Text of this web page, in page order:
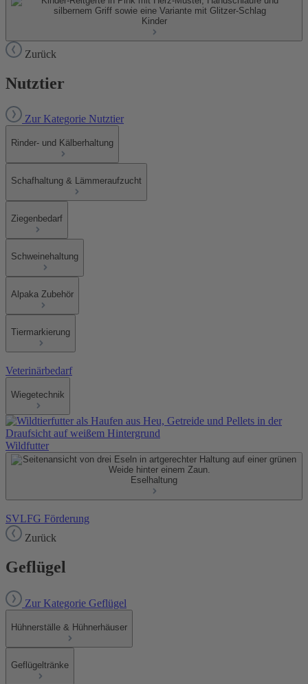
Kinder
Zurück
Nutztier
Zur Kategorie Nutztier
Rinder- und Kälberhaltung
Schafhaltung & Lämmeraufzucht
Ziegenbedarf
Schweinehaltung
Alpaka Zubehör
Tiermarkierung
Veterinärbedarf
Wiegetechnik
Wildfutter
Eselhaltung
SVLFG Förderung
Zurück
Geflügel
Zur Kategorie Geflügel
Hühnerställe & Hühnerhäuser
Geflügeltränke